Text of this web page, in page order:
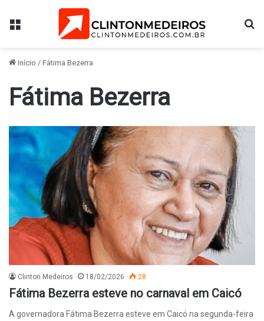
Menu
Início / Fátima Bezerra
Fátima Bezerra
Clinton Medeiros 18/02/2026 28
Fátima Bezerra esteve no carnaval em Caicó
A governadora Fátima Bezerra esteve em Caicó na segunda-feira